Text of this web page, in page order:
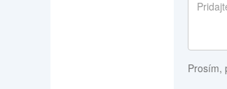
Prosím,